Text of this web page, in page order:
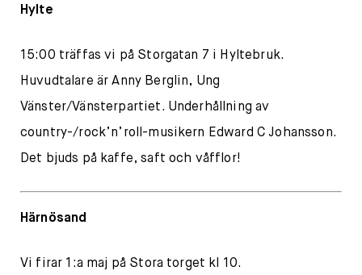
Hylte
15:00 träffas vi på Storgatan 7 i Hyltebruk.
Huvudtalare är Anny Berglin, Ung
Vänster/Vänsterpartiet. Underhållning av
country-/rock’n’roll-musikern Edward C Johansson.
Det bjuds på kaffe, saft och våfflor!
Härnösand
Vi firar 1:a maj på Stora torget kl 10.